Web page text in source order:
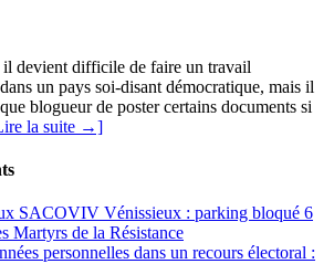
il devient difficile de faire un travail
un pays soi-disant démocratique, mais il
blogueur de poster certains documents si
la suite →]
SACOVIV Vénissieux : parking bloqué 6
Martyrs de la Résistance
personnelles dans un recours électoral :